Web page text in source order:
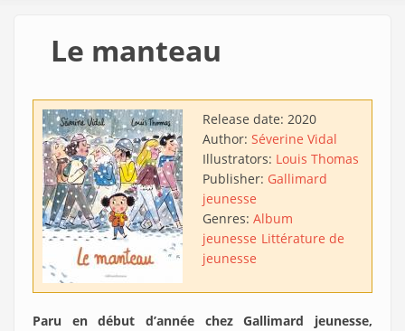
Le manteau
Release date: 2020
Author: Séverine Vidal
Illustrators: Louis Thomas
Publisher: Gallimard
jeunesse
Genres: Album
jeunesse Littérature de
jeunesse
Paru en début d’année chez Gallimard jeunesse,